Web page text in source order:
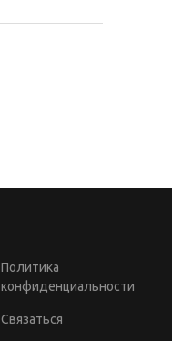
Политика
конфиденциальности
Связаться